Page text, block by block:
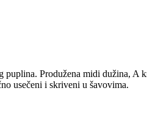
puplina. Produžena midi dužina, A
usečeni i skriveni u šavovima.